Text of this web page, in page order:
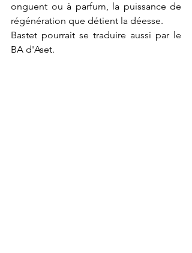
onguent ou à parfum, la puissance de
régénération que détient la déesse.
Bastet pourrait se traduire aussi par le
BA d'Aset.